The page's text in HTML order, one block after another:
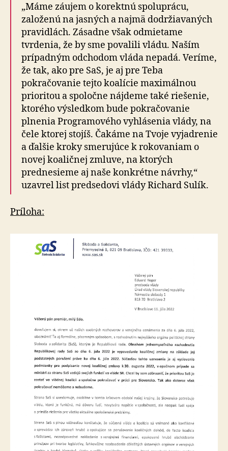
„Máme záujem o korektnú spoluprácu,
založenú na jasných a najmä dodržiavaných
pravidlách. Zásadne však odmietame
tvrdenia, že by sme povalili vládu. Naším
prípadným odchodom vláda nepadá. Veríme,
že tak, ako pre SaS, je aj pre Teba
pokračovanie tejto koalície maximálnou
prioritou a spoločne nájdeme také riešenie,
ktorého výsledkom bude pokračovanie
plnenia Programového vyhlásenia vlády, na
čele ktorej stojíš. Čakáme na Tvoje vyjadrenie
a ďalšie kroky smerujúce k rokovaniam o
novej koaličnej zmluve, na ktorých
prednesieme aj naše konkrétne návrhy,“
uzavrel list predsedovi vlády Richard Sulík.
Príloha: